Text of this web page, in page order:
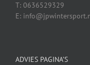
T: 0636529329
E:
ADVIES PAGINA’S